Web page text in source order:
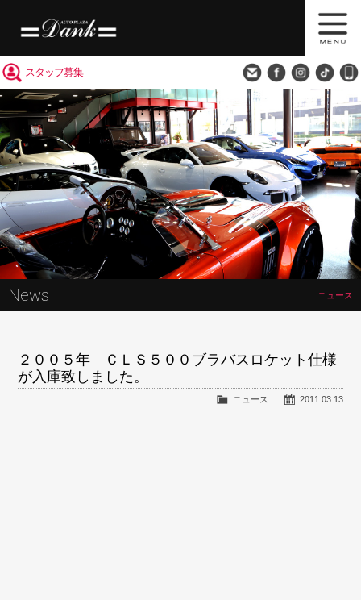
スタッフ募集
News ニュース
２００５年 ＣＬＳ５００ブラバスロケット仕様
が入庫致しました。
2011.03.13
ニュース